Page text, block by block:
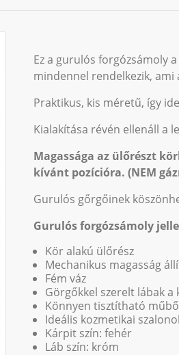
Ez a gurulós forgózsámoly
mindennel rendelkezik, ami
Praktikus, kis méretű, így
Kialakítása révén ellenáll a
Magassága az ülőrészt
kívánt pozícióra. (NEM
Gurulós gőrgőinek
Gurulós forgózsámoly
Kör alakú ülőrész
Mechanikus magasság
Fém váz
Görgőkkel szerelt lábak
Könnyen tisztítható
Ideális kozmetikai
Kárpit szín: fehér
Láb szín: króm